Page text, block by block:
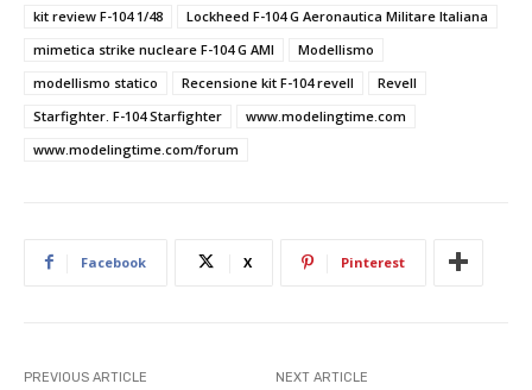
kit review F-104 1/48
Lockheed F-104 G Aeronautica Militare Italiana
mimetica strike nucleare F-104 G AMI
Modellismo
modellismo statico
Recensione kit F-104 revell
Revell
Starfighter. F-104 Starfighter
www.modelingtime.com
www.modelingtime.com/forum
Facebook X Pinterest
PREVIOUS ARTICLE NEXT ARTICLE